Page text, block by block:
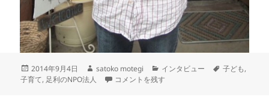
2014年9月4日 satoko motegi インタビュー 子ども,
子育て, 足利のNPO法人 コメントを残す